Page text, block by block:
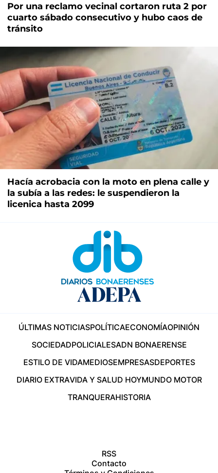
Por una reclamo vecinal cortaron ruta 2 por
cuarto sábado consecutivo y hubo caos de
tránsito
Hacía acrobacia con la moto en plena calle y
la subía a las redes: le suspendieron la
licenica hasta 2099
ÚLTIMAS NOTICIASPOLÍTICAECONOMÍAOPINIÓN
SOCIEDADPOLICIALESADN BONAERENSE
ESTILO DE VIDAMEDIOSEMPRESASDEPORTES
DIARIO EXTRAVIDA Y SALUD HOYMUNDO MOTOR
TRANQUERAHISTORIA
RSS
Contacto